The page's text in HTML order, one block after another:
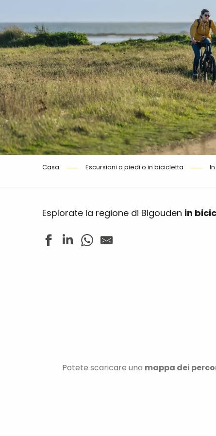
Casa Escursioni a piedi o in bicicletta
Esplorate la regione di Bigouden in
Potete scaricare una mappa dei